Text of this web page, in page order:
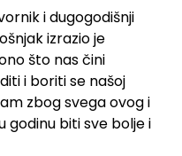
i dugogodišnji
izrazio je
što nas čini
i boriti se našoj
zbog svega ovog i
godinu biti sve bolje i